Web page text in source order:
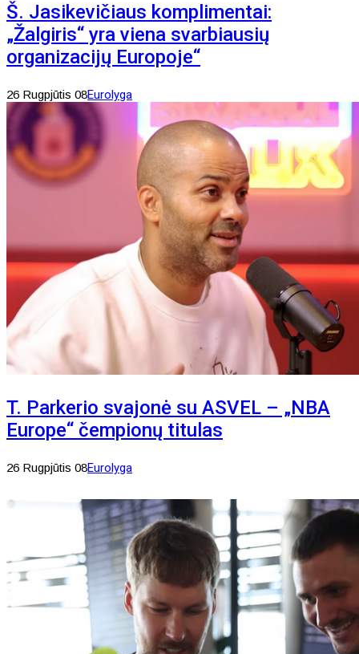
Š. Jasikevičiaus komplimentai:
„Žalgiris“ yra viena svarbiausių
organizacijų Europoje“
26 Rugpjūtis 08Eurolyga
T. Parkerio svajonė su ASVEL – „NBA
Europe“ čempionų titulas
26 Rugpjūtis 08Eurolyga